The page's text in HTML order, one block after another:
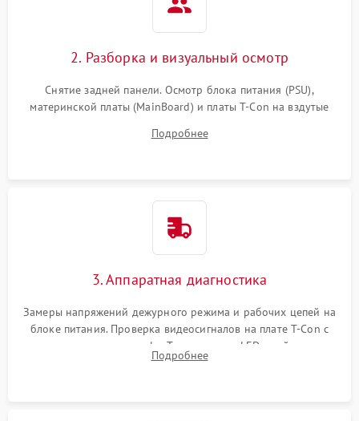
2. Разборка и визуальный осмотр
Снятие задней панели. Осмотр блока питания (PSU),
материнской платы (MainBoard) и платы T-Con на вздутые
Проверка надежности фиксации и целостности шлейфов.
Подробнее
3. Аппаратная диагностика
Замеры напряжений дежурного режима и рабочих цепей на
блоке питания. Проверка видеосигналов на плате T-Con с
помощью осциллографа. Тестирование LED-драйвера и
светодиодных планок подсветки мультиметром.
Подробнее